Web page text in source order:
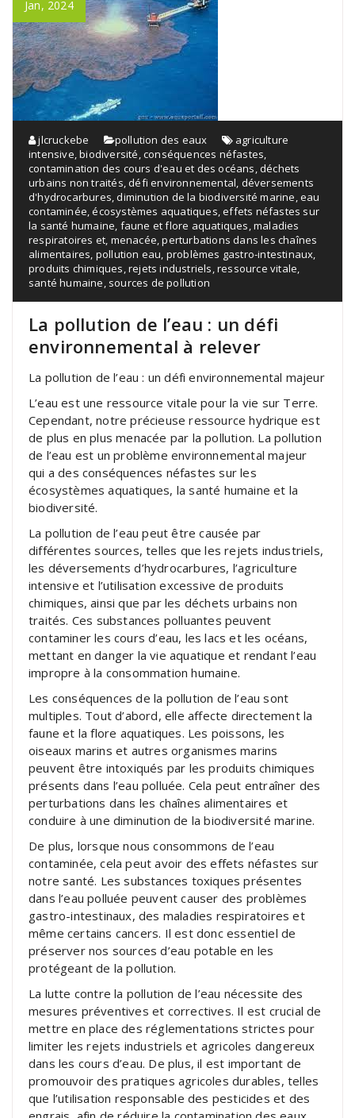
Jan, 2024
jlcruckebe pollution des eaux
agriculture
intensive ,biodiversité ,conséquences néfastes
contamination des cours d'eau et des océans ,déchets
urbains non traités ,défi environnemental déversements
d'hydrocarbures ,diminution de la biodiversité marine ,eau
contaminée ,écosystèmes aquatiques ,effets néfastes sur
la santé humaine faune et flore aquatiques ,maladies
respiratoires et menacée ,perturbations dans les chaînes
alimentaires pollution eau problèmes gastro-intestinaux
produits chimiques ,rejets industriels ,ressource vitale
santé humaine sources de pollution
La pollution de l’eau : un défi
environnemental à relever
La pollution de l’eau : un défi environnemental majeur
L’eau est une ressource vitale pour la vie sur Terre.
Cependant, notre précieuse ressource hydrique est
de plus en plus menacée par la pollution. La pollution
de l’eau est un problème environnemental majeur
qui a des conséquences néfastes sur les
écosystèmes aquatiques, la santé humaine et la
biodiversité.
La pollution de l’eau peut être causée par
différentes sources, telles que les rejets industriels,
les déversements d’hydrocarbures, l’agriculture
intensive et l’utilisation excessive de produits
chimiques, ainsi que par les déchets urbains non
traités. Ces substances polluantes peuvent
contaminer les cours d’eau, les lacs et les océans,
mettant en danger la vie aquatique et rendant l’eau
impropre à la consommation humaine.
Les conséquences de la pollution de l’eau sont
multiples. Tout d’abord, elle affecte directement la
faune et la flore aquatiques. Les poissons, les
oiseaux marins et autres organismes marins
peuvent être intoxiqués par les produits chimiques
présents dans l’eau polluée. Cela peut entraîner des
perturbations dans les chaînes alimentaires et
conduire à une diminution de la biodiversité marine.
De plus, lorsque nous consommons de l’eau
contaminée, cela peut avoir des effets néfastes sur
notre santé. Les substances toxiques présentes
dans l’eau polluée peuvent causer des problèmes
gastro-intestinaux, des maladies respiratoires et
même certains cancers. Il est donc essentiel de
préserver nos sources d’eau potable en les
protégeant de la pollution.
La lutte contre la pollution de l’eau nécessite des
mesures préventives et correctives. Il est crucial de
mettre en place des réglementations strictes pour
limiter les rejets industriels et agricoles dangereux
dans les cours d’eau. De plus, il est important de
promouvoir des pratiques agricoles durables, telles
que l’utilisation responsable des pesticides et des